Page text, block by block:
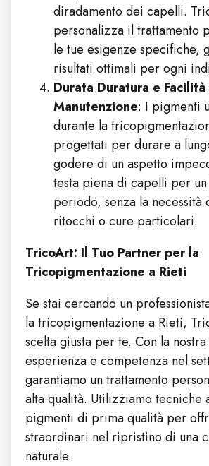
diradamento dei capelli.
personalizza il trattamento
le tue esigenze specifiche,
risultati ottimali per ogni
Durata Duratura e
Manutenzione: I pigmenti
durante la
progettati per durare a
godere di un aspetto
testa piena di capelli per
periodo, senza la necessità
ritocchi o cure particolari.
TricoArt: Il Tuo Partner per la
Tricopigmentazione a Rieti
Se stai cercando un
la tricopigmentazione a Rieti,
scelta giusta per te. Con la nostra
esperienza e competenza nel
garantiamo un trattamento
alta qualità. Utilizziamo tecniche
pigmenti di prima qualità per
straordinari nel ripristino di una
naturale.